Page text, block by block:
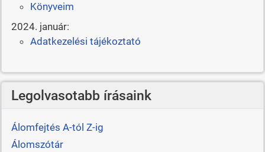
Könyveim
2024. január:
Adatkezelési tájékoztató
Legolvasotabb írásaink
Álomfejtés A-tól Z-ig
Álomszótár